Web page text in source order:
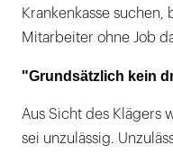
Krankenkasse
Mitarbeiter ohne Job
"Grundsätzlich kein
Aus Sicht des Klägers
sei unzulässig.